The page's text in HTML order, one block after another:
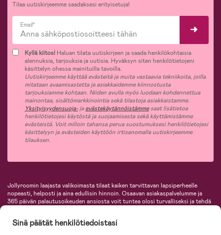
Tilaa uutiskirjeemme saadaksesi erityisetuja!
Email*
Kyllä kiitos! Haluan tilata uutiskirjeen ja saada henkilökohtaisia
alennuksia, tarjouksia ja uutisia. Hyväksyn siten henkilötietojeni
käsittelyn ohessa mainituilla tavoilla.
Uutiskirjeemme käyttää evästeitä ja muita vastaavia tekniikoita, joilla
mitataan avaamisastetta ja asiakkaidemme kiinnostusta
tarjouksiamme kohtaan. Niiden avulla myös luodaan kohdennettua
mainontaa, sisältömarkkinointia sekä tilastoja asiakkaistamme.
Yksityisyydensuoja-jaevästekäytännöistämmesaat lisätietoa
henkilötietojesi käytöstä ja suojaamisesta sekä käyttämistämme
evästeistä. Voit milloin tahansa perua suostumuksesi henkilötietojesi
käsittelyyn ja evästeiden käyttöön irtisanomalla uutiskirjeemme
tilauksen.
Jollyroomin laajasta valikoimasta tilaat kaiken tarvittavan lapsiperheelle
nopeasti, helposti ja aina edullisin hinnoin. Osaavan asiakaspalvelumme ja
365 päivän palautusoikeuden ansiosta voit tuntea olosi turvalliseksi ja tehdä
vaatteet vauvoille ja lapsille, inspiroivia sisustustuotteita lastenhuoneeseen,
lastentarvikkeita sekä paljon muuta. Meiltä löydät lukuisia tunnettuja
Sinä päätät henkilötiedoistasi